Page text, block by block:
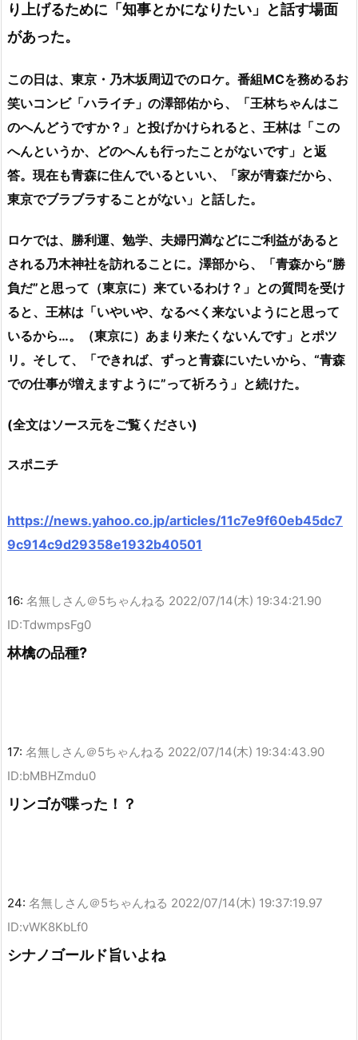
り上げるために「知事とかになりたい」と話す場面
があった。
この日は、東京・乃木坂周辺でのロケ。番組MCを務めるお
笑いコンビ「ハライチ」の澤部佑から、「王林ちゃんはこ
のへんどうですか？」と投げかけられると、王林は「この
へんというか、どのへんも行ったことがないです」と返
答。現在も青森に住んでいるといい、「家が青森だから、
東京でブラブラすることがない」と話した。
ロケでは、勝利運、勉学、夫婦円満などにご利益があると
される乃木神社を訪れることに。澤部から、「青森から“勝
負だ”と思って（東京に）来ているわけ？」との質問を受け
ると、王林は「いやいや、なるべく来ないようにと思って
いるから…。（東京に）あまり来たくないんです」とポツ
リ。そして、「できれば、ずっと青森にいたいから、“青森
での仕事が増えますように”って祈ろう」と続けた。
(全文はソース元をご覧ください)
スポニチ
https://news.yahoo.co.jp/articles/11c7e9f60eb45dc7
9c914c9d29358e1932b40501
16: 名無しさん＠5ちゃんねる 2022/07/14(木) 19:34:21.90
ID:TdwmpsFg0
林檎の品種?
17: 名無しさん＠5ちゃんねる 2022/07/14(木) 19:34:43.90
ID:bMBHZmdu0
リンゴが喋った！？
24: 名無しさん＠5ちゃんねる 2022/07/14(木) 19:37:19.97
ID:vWK8KbLf0
シナノゴールド旨いよね